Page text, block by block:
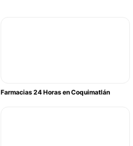
Farmacias 24 Horas en Coquimatlán